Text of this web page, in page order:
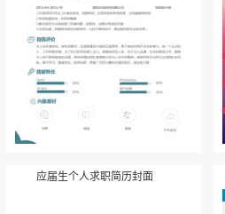
应届生个人求职简历封面